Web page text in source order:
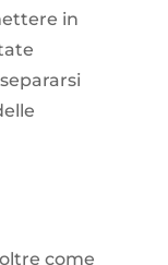
in
come